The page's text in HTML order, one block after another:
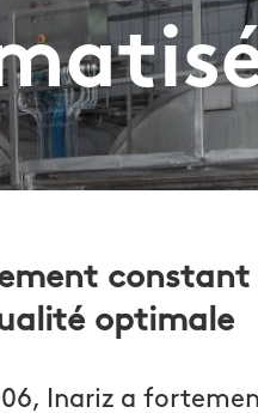
constant
optimale
Inariz a